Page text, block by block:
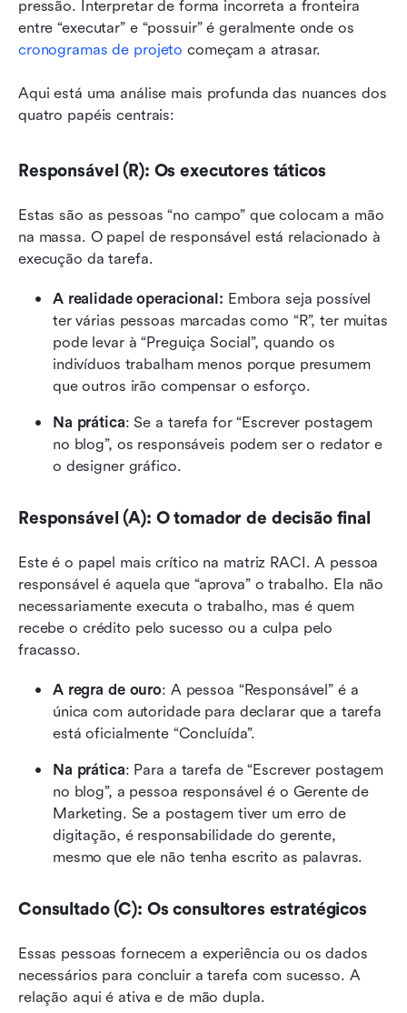
pressão. Interpretar de forma incorreta a fronteira
cronogramas de projeto começam a atrasar.
Aqui está uma análise mais profunda das nuances dos
quatro papéis centrais:
Responsável (R): Os executores táticos
Estas são as pessoas “no campo” que colocam a mão
na massa. O papel de responsável está relacionado à
execução da tarefa.
A realidade operacional: Embora seja possível
ter várias pessoas marcadas como “R”, ter muitas
pode levar à “Preguiça Social”, quando os
indivíduos trabalham menos porque presumem
que outros irão compensar o esforço.
Na prática: Se a tarefa for “Escrever postagem
no blog”, os responsáveis podem ser o redator e
o designer gráfico.
Responsável (A): O tomador de decisão final
Este é o papel mais crítico na matriz RACI. A pessoa
responsável é aquela que “aprova” o trabalho. Ela não
necessariamente executa o trabalho, mas é quem
recebe o crédito pelo sucesso ou a culpa pelo
fracasso.
A regra de ouro: A pessoa “Responsável” é a
única com autoridade para declarar que a tarefa
está oficialmente “Concluída”.
Na prática: Para a tarefa de “Escrever postagem
no blog”, a pessoa responsável é o Gerente de
Marketing. Se a postagem tiver um erro de
digitação, é responsabilidade do gerente,
mesmo que ele não tenha escrito as palavras.
Consultado (C): Os consultores estratégicos
Essas pessoas fornecem a experiência ou os dados
necessários para concluir a tarefa com sucesso. A
relação aqui é ativa e de mão dupla.